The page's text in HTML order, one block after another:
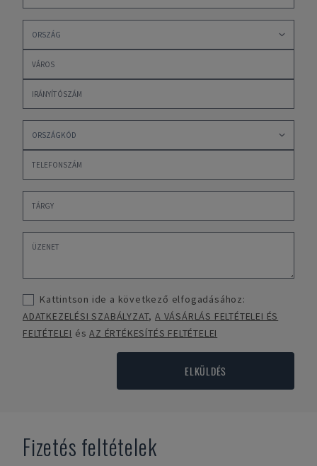
Kattintson ide a következő elfogadásához:
ADATKEZELÉSI SZABÁLYZAT,A VÁSÁRLÁS FELTÉTELEI ÉS
FELTÉTELEI ésAZ ÉRTÉKESÍTÉS FELTÉTELEI
ELKÜLDÉS
Fizetés feltételek